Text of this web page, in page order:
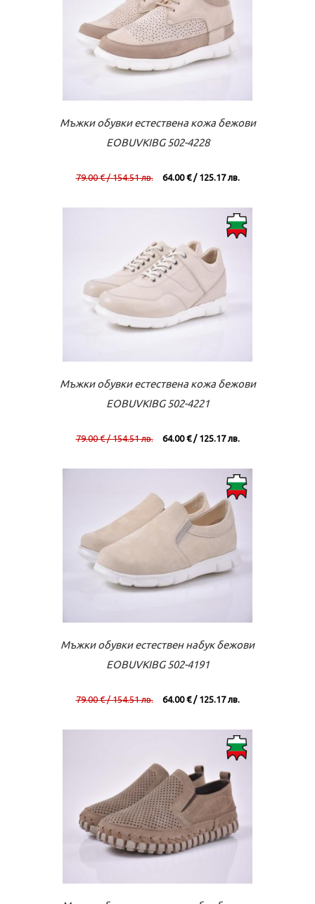
Към касата Виж повече
Мъжки обувки естествена кожа бежови
EOBUVKIBG 502-4228
79.00 € / 154.51 лв. 64.00 € / 125.17 лв.
Към касата Виж повече
Мъжки обувки естествена кожа бежови
EOBUVKIBG 502-4221
79.00 € / 154.51 лв. 64.00 € / 125.17 лв.
Към касата Виж повече
Мъжки обувки естествен набук бежови
EOBUVKIBG 502-4191
79.00 € / 154.51 лв. 64.00 € / 125.17 лв.
Към касата Виж повече